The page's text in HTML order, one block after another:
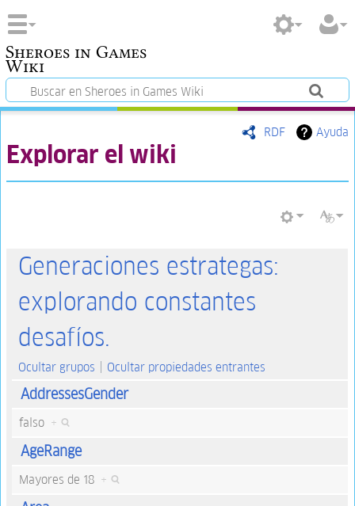
Sheroes in Games
Wiki
RDF Ayuda
Explorar el wiki
Generaciones estrategas:
explorando constantes
desafíos.
Ocultar grupos Ocultar propiedades entrantes
AddressesGender
falso +
AgeRange
Mayores de 18 +